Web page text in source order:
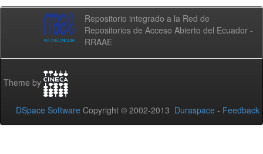
Repositorio integrado a la Red de
Repositorios de Acceso Abierto del Ecuador -
RRAAE
Theme by
DSpace Software Copyright © 2002-2013 Duraspace - Feedback